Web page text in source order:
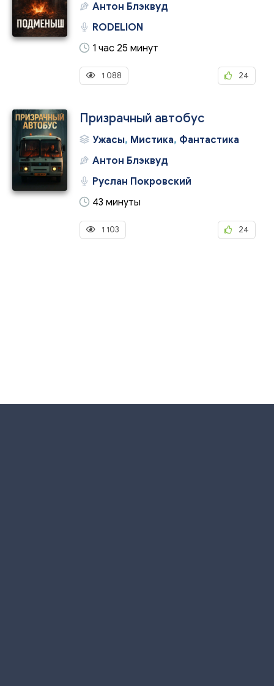
Антон Блэквуд
RODELION
1 час 25 минут
1 088 24
Призрачный автобус
Ужасы, Мистика, Фантастика
Антон Блэквуд
Руслан Покровский
43 минуты
1 103 24